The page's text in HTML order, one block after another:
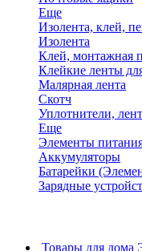
Еще
Изолента, клей,
Изолента
Клей, монтажная
Клейкие ленты
Малярная лента
Скотч
Уплотнители,
Еще
Элементы
Аккумуляторы
Батарейки
Зарядные
Товары для дома